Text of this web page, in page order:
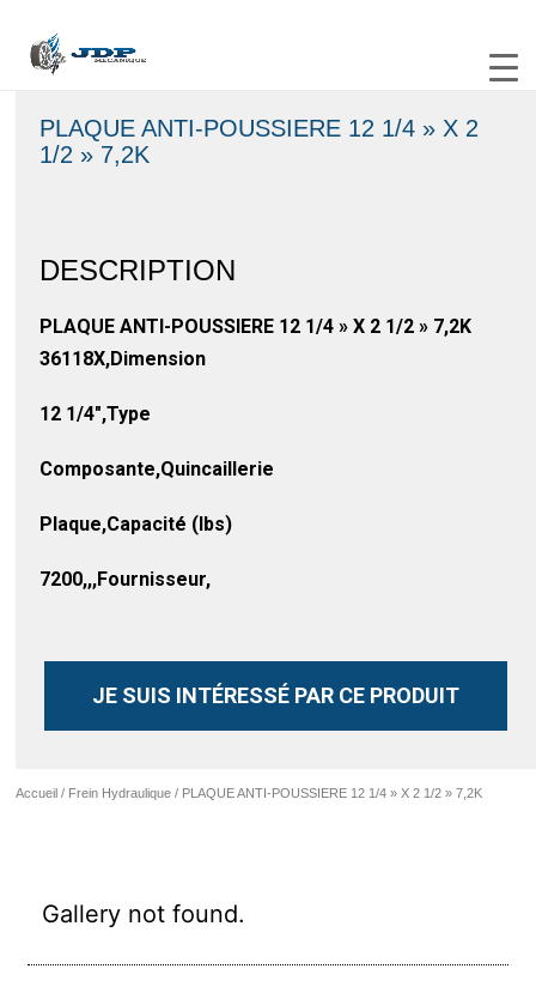
Accueil / Frein Hydraulique / PLAQUE ANTI-POUSSIERE 12 1/4 » X 2 1/2 » 7,2K
Gallery not found.
PLAQUE ANTI-POUSSIERE 12 1/4 » X 2
1/2 » 7,2K
DESCRIPTION
PLAQUE ANTI-POUSSIERE 12 1/4 » X 2 1/2 » 7,2K
36118X,Dimension
12 1/4″,Type
Composante,Quincaillerie
Plaque,Capacité (lbs)
7200,,,Fournisseur,
JE SUIS INTÉRESSÉ PAR CE PRODUIT